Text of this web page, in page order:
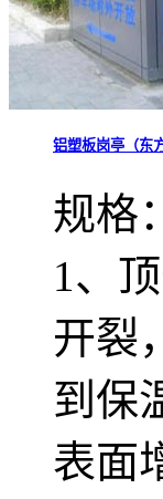
铝塑板岗亭（东
规格
1、
开裂
到保
表面